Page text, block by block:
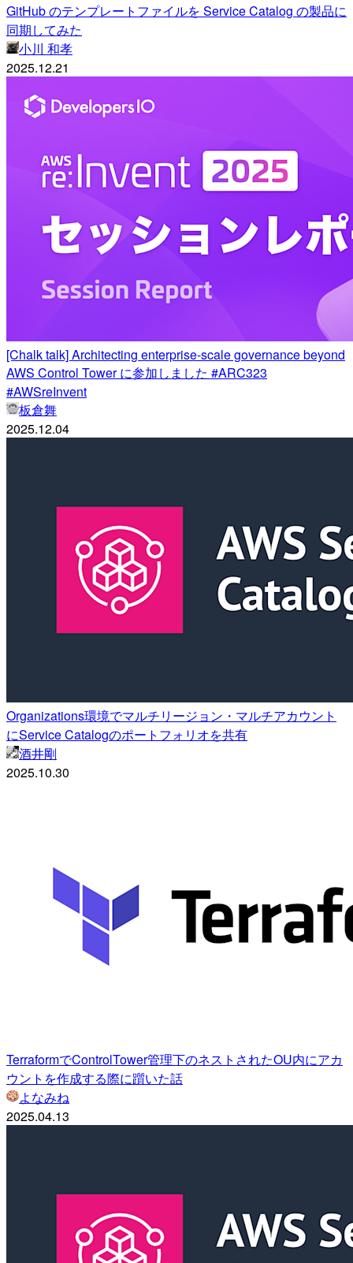
GitHub のテンプレートファイルを Service Catalog の製品に
同期してみた
小川 和孝
2025.12.21
[Chalk talk] Architecting enterprise-scale governance beyond
AWS Control Tower に参加しました #ARC323
#AWSreInvent
板倉舞
2025.12.04
Organizations環境でマルチリージョン・マルチアカウント
にService Catalogのポートフォリオを共有
酒井剛
2025.10.30
TerraformでControlTower管理下のネストされたOU内にアカ
ウントを作成する際に躓いた話
よなみね
2025.04.13